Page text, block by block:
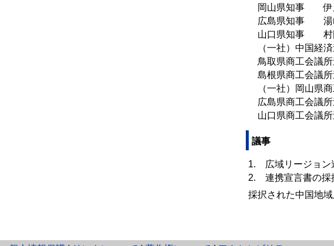
岡山県知事 伊原
広島県知事 湯﨑
山口県知事 村岡
（一社）中国
鳥取県商工会議
島根県商工会議
（一社）岡山県
広島県商工会
山口県商工会
議事
1. 広域リージョン
2. 連携宣言書の採
採択された中国地